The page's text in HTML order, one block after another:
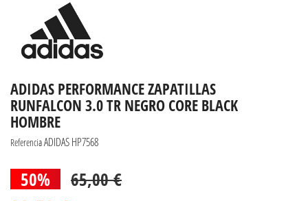
ADIDAS PERFORMANCE ZAPATILLAS
RUNFALCON 3.0 TR NEGRO CORE BLACK
HOMBRE
ReferenciaADIDAS HP7568
50% 65,00 €